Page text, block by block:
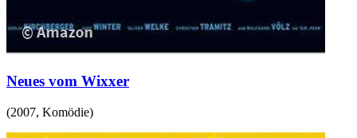
Neues vom Wixxer
(2007, Komödie)